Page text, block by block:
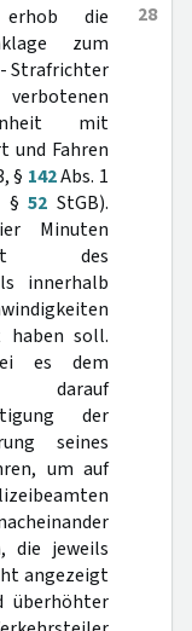
28
die
zum
Strafrichter
mit
und Fahren
§ 142Abs. 1
§52 StGB).
Minuten
des
innerhalb
haben soll.
es dem
darauf
der
seines
um auf
die jeweils
angezeigt
überhöhter